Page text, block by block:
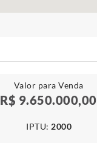
Valor para Venda
R$ 9.650.000,00
IPTU​: 2000